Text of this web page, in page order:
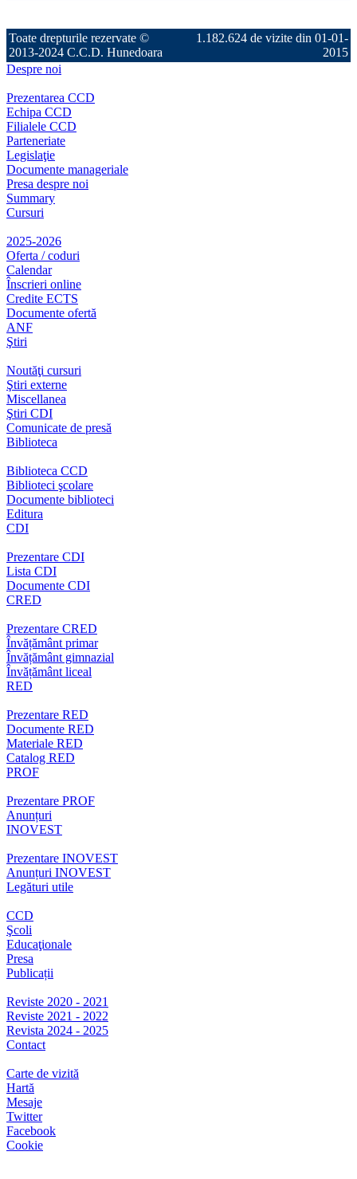
Toate drepturile rezervate ©
2013-2024 C.C.D. Hunedoara
1.182.624 de vizite din 01-01-
2015
Despre noi
Prezentarea CCD
Echipa CCD
Filialele CCD
Parteneriate
Legislaţie
Documente manageriale
Presa despre noi
Summary
Cursuri
2025-2026
Oferta / coduri
Calendar
Înscrieri online
Credite ECTS
Documente ofertă
ANF
Ştiri
Noutăţi cursuri
Ştiri externe
Miscellanea
Ştiri CDI
Comunicate de presă
Biblioteca
Biblioteca CCD
Biblioteci şcolare
Documente biblioteci
Editura
CDI
Prezentare CDI
Lista CDI
Documente CDI
CRED
Prezentare CRED
Învățământ primar
Învățământ gimnazial
Învățământ liceal
RED
Prezentare RED
Documente RED
Materiale RED
Catalog RED
PROF
Prezentare PROF
Anunțuri
INOVEST
Prezentare INOVEST
Anunțuri INOVEST
Legături utile
CCD
Şcoli
Educaţionale
Presa
Publicații
Reviste 2020 - 2021
Reviste 2021 - 2022
Revista 2024 - 2025
Contact
Carte de vizită
Hartă
Mesaje
Twitter
Facebook
Cookie